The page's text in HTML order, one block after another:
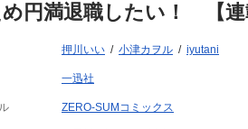
円満退職したい！ 【連
押川いい 小津カヲル iyutani
一迅社
ZERO-SUMコミックス